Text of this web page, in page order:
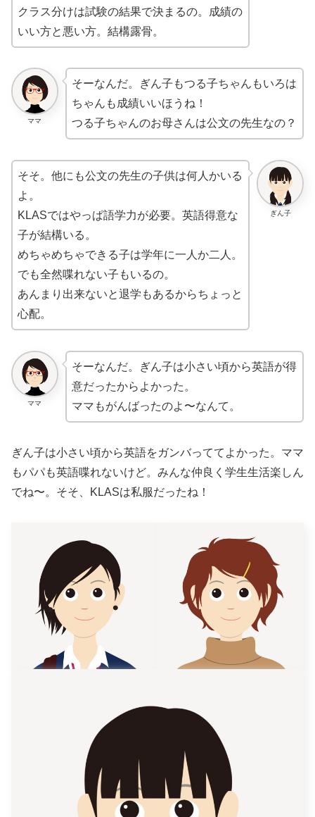
クラス分けは試験の結果で決まるの。成績の
いい方と悪い方。結構露骨。
ママ
そーなんだ。ぎん子もつる子ちゃんもいろは
ちゃんも成績いいほうね！
つる子ちゃんのお母さんは公文の先生なの？
ぎん子
そそ。他にも公文の先生の子供は何人かいる
よ。
KLASではやっぱ語学力が必要。英語得意な
子が結構いる。
めちゃめちゃできる子は学年に一人か二人。
でも全然喋れない子もいるの。
あんまり出来ないと退学もあるからちょっと
心配。
ママ
そーなんだ。ぎん子は小さい頃から英語が得
意だったからよかった。
ママもがんばったのよ〜なんて。
ぎん子は小さい頃から英語をガンバっててよかった。ママ
もパパも英語喋れないけど。みんな仲良く学生生活楽しん
でね〜。そそ、KLASは私服だったね！